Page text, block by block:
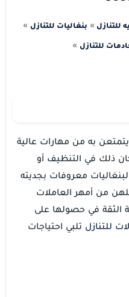
للتنازل بنغاليات للتنازل
للتنازل
يتمتعن به من مهارات عالية
ذلك في التنظيف أو
معروفات بجديته
من أمهر العاملات
الثقة في حصولها على
للتنازل تلبي احتياجات